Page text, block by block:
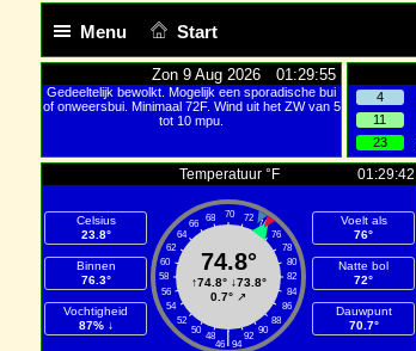
Menu Start
Zon 9 Aug 2026 01:29:55
Gedeeltelijk bewolkt. Mogelijk een sporadische bui
of onweersbui. Minimaal 72F. Wind uit het ZW van 5
tot 10 mpu.
4
11
23
Temperatuur °F 01:29:42
Celsius
23.8°
Binnen
76.3°
Vochtigheid
87% ↓
70
68 72
66
74
64
76
62
78
60
80
58
82
56
84
54
86
52
88
50
90
48 92
46 94
|
74.8°
↑74.8°↓73.8°
0.7° ↗
Voelt als
76°
Natte bol
72°
Dauwpunt
70.7°